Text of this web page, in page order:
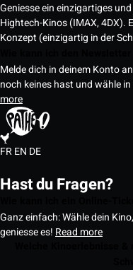
Geniesse ein einzigartiges
Hightech-Kinos (IMAX, 4DX).
Konzept (einzigartig in der
Melde dich in deinem Konto
noch keines hast und wähle
more
FREN DE
Hast du Fragen?
Ganz einfach: Wähle dein
geniesse es! Read more